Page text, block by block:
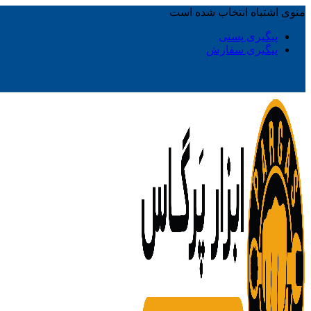
منوی اشتباه انتخاب شده است
پیگیری پستی
پیگیری سفارش